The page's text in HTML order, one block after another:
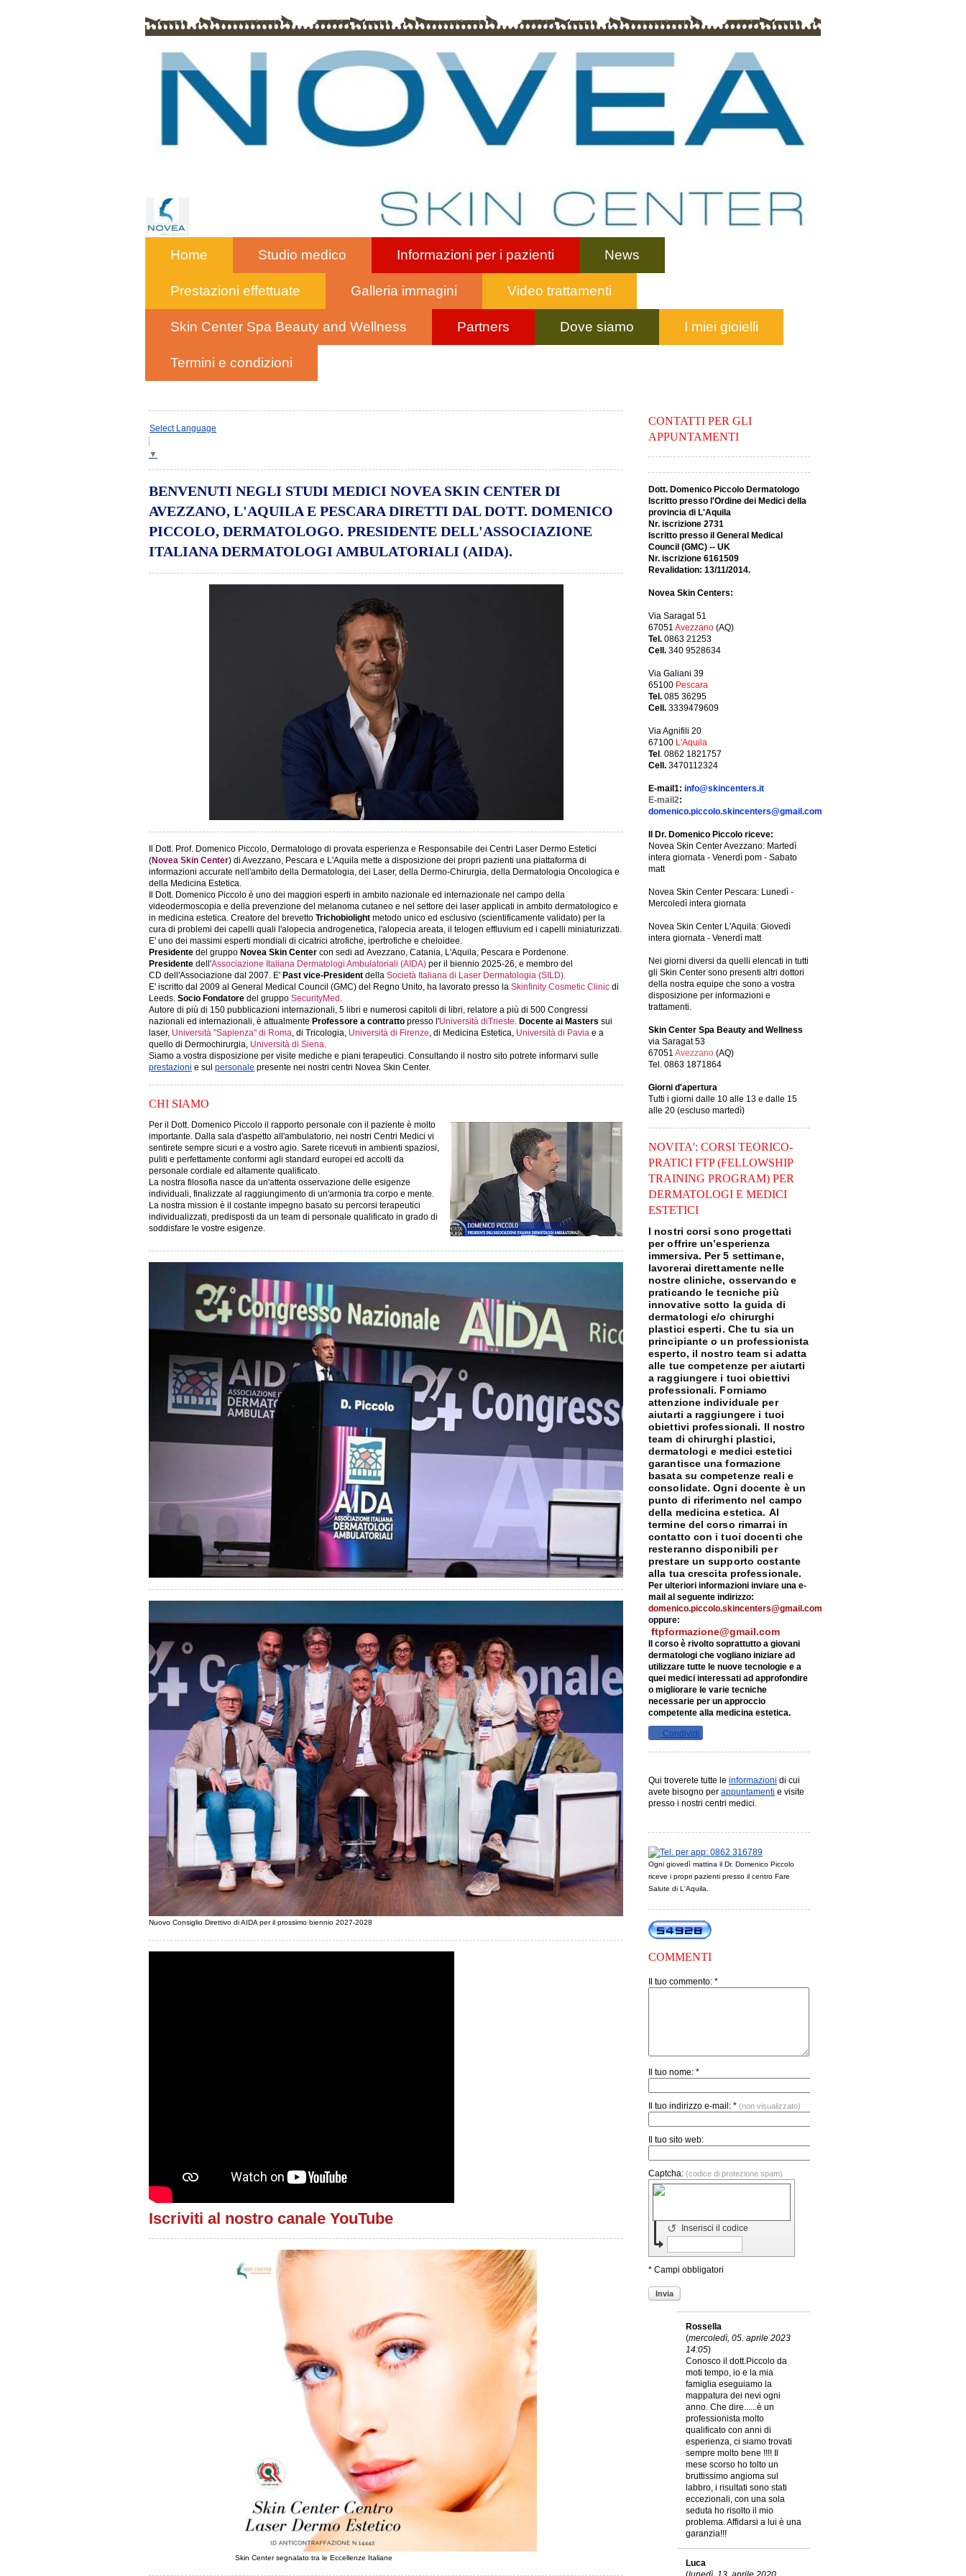
Home Studio medico Informazioni per i pazienti News
Prestazioni effettuate Galleria immagini Video trattamenti
Skin Center Spa Beauty and Wellness Partners Dove siamo I miei gioielli
Termini e condizioni
Select Language
▼
BENVENUTI NEGLI STUDI MEDICI NOVEA SKIN CENTER DI
AVEZZANO, L'AQUILA E PESCARA DIRETTI DAL DOTT. DOMENICO
PICCOLO, DERMATOLOGO. PRESIDENTE DELL'ASSOCIAZIONE
ITALIANA DERMATOLOGI AMBULATORIALI (AIDA).
Il Dott. Prof. Domenico Piccolo, Dermatologo di provata esperienza e Responsabile dei Centri Laser Dermo Estetici
(Novea Skin Center) di Avezzano, Pescara e L'Aquila mette a disposizione dei propri pazienti una piattaforma di
informazioni accurate nell'ambito della Dermatologia, dei Laser, della Dermo-Chirurgia, della Dermatologia Oncologica e
della Medicina Estetica.
Il Dott. Domenico Piccolo è uno dei maggiori esperti in ambito nazionale ed internazionale nel campo della
videodermoscopia e della prevenzione del melanoma cutaneo e nel settore dei laser applicati in ambito dermatologico e
in medicina estetica. Creatore del brevetto Trichobiolight metodo unico ed esclusivo (scientificamente validato) per la
cura di problemi dei capelli quali l'alopecia androgenetica, l'alopecia areata, il telogen effluvium ed i capelli miniaturizzati.
E' uno dei massimi esperti mondiali di cicatrici atrofiche, ipertrofiche e cheloidee.
Presidente del gruppo Novea Skin Center con sedi ad Avezzano, Catania, L'Aquila, Pescara e Pordenone.
Presidente dell'Associazione Italiana Dermatologi Ambulatoriali (AIDA) per il biennio 2025-26, e membro del
CD dell'Associazione dal 2007. E' Past vice-President della Società Italiana di Laser Dermatologia (SILD).
E' iscritto dal 2009 al General Medical Council (GMC) del Regno Unito, ha lavorato presso la Skinfinity Cosmetic Clinic di
Leeds. Socio Fondatore del gruppo SecurityMed .
Autore di più di 150 pubblicazioni internazionali, 5 libri e numerosi capitoli di libri, relatore a più di 500 Congressi
nazionali ed internazionali, è attualmente Professore a contratto presso l'Università diTrieste. Docente ai Masters sui
laser, Università "Sapienza" di Roma, di Tricologia, Università di Firenze, di Medicina Estetica, Università di Pavia e a
quello di Dermochirurgia, Università di Siena.
Siamo a vostra disposizione per visite mediche e piani terapeutici. Consultando il nostro sito potrete informarvi sulle
prestazioni e sul personale presente nei nostri centri Novea Skin Center.
CHI SIAMO
Per il Dott. Domenico Piccolo il rapporto personale con il paziente è molto
importante. Dalla sala d'aspetto all'ambulatorio, nei nostri Centri Medici vi
sentirete sempre sicuri e a vostro agio. Sarete ricevuti in ambienti spaziosi,
puliti e perfettamente conformi agli standard europei ed accolti da
personale cordiale ed altamente qualificato.
La nostra filosofia nasce da un'attenta osservazione delle esigenze
individuali, finalizzate al raggiungimento di un'armonia tra corpo e mente.
La nostra mission è il costante impegno basato su percorsi terapeutici
individualizzati, predisposti da un team di personale qualificato in grado di
soddisfare le vostre esigenze.
Nuovo Consiglio Direttivo di AIDA per il prossimo biennio 2027-2028
Iscriviti al nostro canale YouTube
Skin Center segnalato tra le Eccellenze Italiane
CONTATTI PER GLI
APPUNTAMENTI
Dott. Domenico Piccolo Dermatologo
Iscritto presso l'Ordine dei Medici della
provincia di L'Aquila
Nr. iscrizione 2731
Iscritto presso il General Medical
Council (GMC) -- UK
Nr. iscrizione 6161509
Revalidation: 13/11/2014.
Novea Skin Centers:
Via Saragat 51
67051 Avezzano (AQ)
Tel. 0863 21253
Cell. 340 9528634
Via Galiani 39
65100 Pescara
Tel. 085 36295
Cell. 3339479609
Via Agnifili 20
67100 L'Aquila
Tel . 0862 1821757
Cell. 3470112324
E-mail1: info@skincenters.it
E-mail2:
domenico.piccolo.skincenters@gmail.com
Il Dr. Domenico Piccolo riceve:
Novea Skin Center Avezzano: Martedì
intera giornata - Venerdì pom - Sabato
matt
Novea Skin Center Pescara: Lunedì -
Mercoledì intera giornata
Novea Skin Center L'Aquila: Giovedì
intera giornata - Venerdì matt
Nei giorni diversi da quelli elencati in tutti
gli Skin Center sono presenti altri dottori
della nostra equipe che sono a vostra
disposizione per informazioni e
trattamenti.
Skin Center Spa Beauty and Wellness
via Saragat 53
67051 Avezzano (AQ)
Tel. 0863 1871864
Giorni d'apertura
Tutti i giorni dalle 10 alle 13 e dalle 15
alle 20 (escluso martedì)
NOVITA': CORSI TEORICO-
PRATICI FTP (FELLOWSHIP
TRAINING PROGRAM) PER
DERMATOLOGI E MEDICI
ESTETICI
I nostri corsi sono progettati
per offrire un’esperienza
immersiva. Per 5 settimane,
lavorerai direttamente nelle
nostre cliniche, osservando e
praticando le tecniche più
innovative sotto la guida di
dermatologi e/o chirurghi
plastici esperti. Che tu sia un
principiante o un professionista
esperto, il nostro team si adatta
alle tue competenze per aiutarti
a raggiungere i tuoi obiettivi
professionali. Forniamo
attenzione individuale per
aiutarti a raggiungere i tuoi
obiettivi professionali. Il nostro
team di chirurghi plastici,
dermatologi e medici estetici
garantisce una formazione
basata su competenze reali e
consolidate. Ogni docente è un
punto di riferimento nel campo
della medicina estetica. Al
termine del corso rimarrai in
contatto con i tuoi docenti che
resteranno disponibili per
prestare un supporto costante
alla tua crescita professionale.
Per ulteriori informazioni inviare una e-
mail al seguente indirizzo:
domenico.piccolo.skincenters@gmail.com
oppure:
ftpformazione@gmail.com
Il corso è rivolto soprattutto a giovani
dermatologi che vogliano iniziare ad
utilizzare tutte le nuove tecnologie e a
quei medici interessati ad approfondire
o migliorare le varie tecniche
necessarie per un approccio
competente alla medicina estetica.
Condividi
Qui troverete tutte le informazioni di cui
avete bisogno per appuntamenti e visite
presso i nostri centri medici.
Ogni giovedì mattina il Dr. Domenico Piccolo
riceve i propri pazienti presso il centro Fare
Salute di L'Aquila.
COMMENTI
Il tuo commento: *
Il tuo nome: *
Il tuo indirizzo e-mail: * (non visualizzato)
Il tuo sito web:
Captcha: (codice di protezione spam)
Inserisci il codice
↺
* Campi obbligatori
Invia
Rossella
(mercoledì, 05. aprile 2023
14:05)
Conosco il dott.Piccolo da
moti tempo, io e la mia
famiglia eseguiamo la
mappatura dei nevi ogni
anno. Che dire......è un
professionista molto
qualificato con anni di
esperienza, ci siamo trovati
sempre molto bene !!!! Il
mese scorso ho tolto un
bruttissimo angioma sul
labbro, i risultati sono stati
eccezionali, con una sola
seduta ho risolto il mio
problema. Affidarsi a lui è una
garanzia!!!
Luca